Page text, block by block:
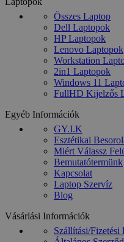
Összes Laptop
Dell Laptopok
HP Laptopok
Lenovo Laptopok
Workstation
2in1 Laptopok
Windows 11
FullHD Kijelzős
Egyéb Információk
GY.I.K
Esztétikai
Miért Válassz
Bemutatótermünk
Kapcsolat
Laptop Szervíz
Blog
Vásárlási Információk
Szállítási/Fizetési